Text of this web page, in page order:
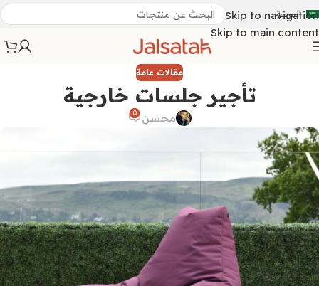
Skip to navigation
Skip to main content
العربية
مقالات عامة
تأجير جلسات خارجية
محسن 0